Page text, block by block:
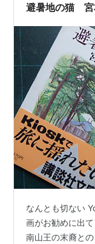
避暑地の猫 宮
なんとも切ない
画がお勧めに出
南山王の末裔と